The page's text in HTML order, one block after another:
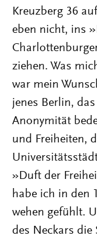
Kreuzberg 36
eben nicht, ins
ziehen. Was
war mein
jenes Berlin,
Anonymität
und Freiheiten,
»Duft der
habe ich in den
wehen gefühlt.
des Neckars